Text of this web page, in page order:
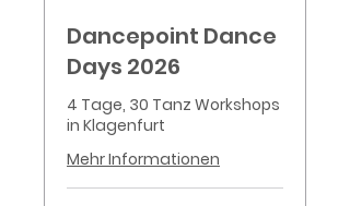
Dancepoint Dance
Days 2026
4 Tage, 30 Tanz Workshops
in Klagenfurt
Mehr Informationen